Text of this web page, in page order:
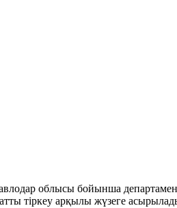
Павлодар облысы
тіркеу арқылы жүзеге